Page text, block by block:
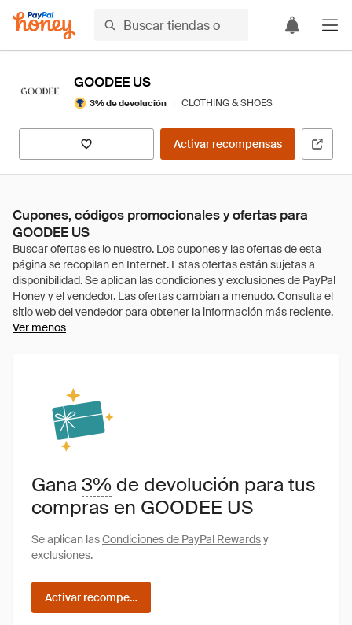
GOODEE US
3% de devolución | CLOTHING & SHOES
Activar recompensas
Cupones, códigos promocionales y ofertas para
GOODEE US
Ver menos
Gana3% de devolución para tus
compras en GOODEE US
Se aplican lasCondiciones de PayPal Rewardsy
exclusiones.
Activar recompensas